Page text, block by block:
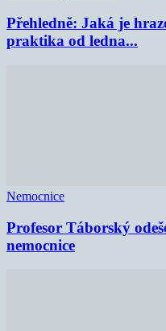
Přehledně: Jaká je
praktika od ledna...
Nemocnice
Profesor Táborský
nemocnice